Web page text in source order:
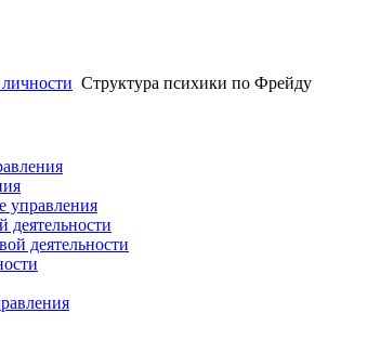
Структура психики по Фрейду
управления
деятельности
деятельности